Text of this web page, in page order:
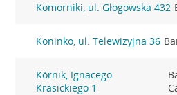
Komorniki, ul. Głogowska 432
Koninko, ul. Telewizyjna 36
Kórnik, Ignacego
Krasickiego 1